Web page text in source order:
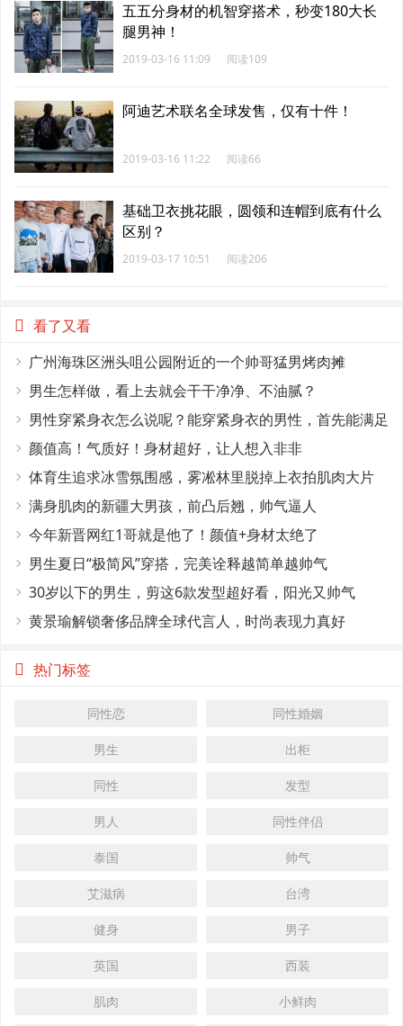
五五分身材的机智穿搭术，秒变180大长
腿男神！
2019-03-16 11:09 阅读109
阿迪艺术联名全球发售，仅有十件！
2019-03-16 11:22 阅读66
基础卫衣挑花眼，圆领和连帽到底有什么
区别？
2019-03-17 10:51 阅读206
看了又看
广州海珠区洲头咀公园附近的一个帅哥猛男烤肉摊
男生怎样做，看上去就会干干净净、不油腻？
男性穿紧身衣怎么说呢？能穿紧身衣的男性，首先能满足
这4个条件
颜值高！气质好！身材超好，让人想入非非
体育生追求冰雪氛围感，雾凇林里脱掉上衣拍肌肉大片
满身肌肉的新疆大男孩，前凸后翘，帅气逼人
今年新晋网红1哥就是他了！颜值+身材太绝了
男生夏日“极简风”穿搭，完美诠释越简单越帅气
30岁以下的男生，剪这6款发型超好看，阳光又帅气
黄景瑜解锁奢侈品牌全球代言人，时尚表现力真好
热门标签
同性恋 同性婚姻
男生 出柜
同性 发型
男人 同性伴侣
泰国 帅气
艾滋病 台湾
健身 男子
英国 西装
肌肉 小鲜肉